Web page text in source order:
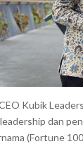
Kubik
dan
(Fortune